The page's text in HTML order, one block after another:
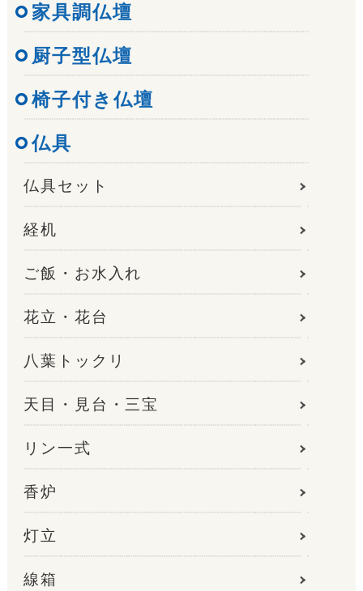
家具調仏壇
厨子型仏壇
椅子付き仏壇
仏具
仏具セット
経机
ご飯・お水入れ
花立・花台
八葉トックリ
天目・見台・三宝
リン一式
香炉
灯立
線箱